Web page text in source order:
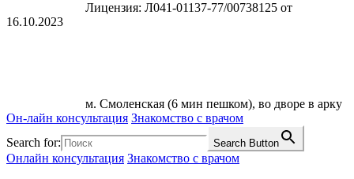
Лицензия: Л041-01137-77/00738125 от
16.10.2023
м. Смоленская (6 мин пешком), во дворе в арку
Он-лайн консультация Знакомство с врачом
Search for:
Search Button
Онлайн консультация Знакомство с врачом